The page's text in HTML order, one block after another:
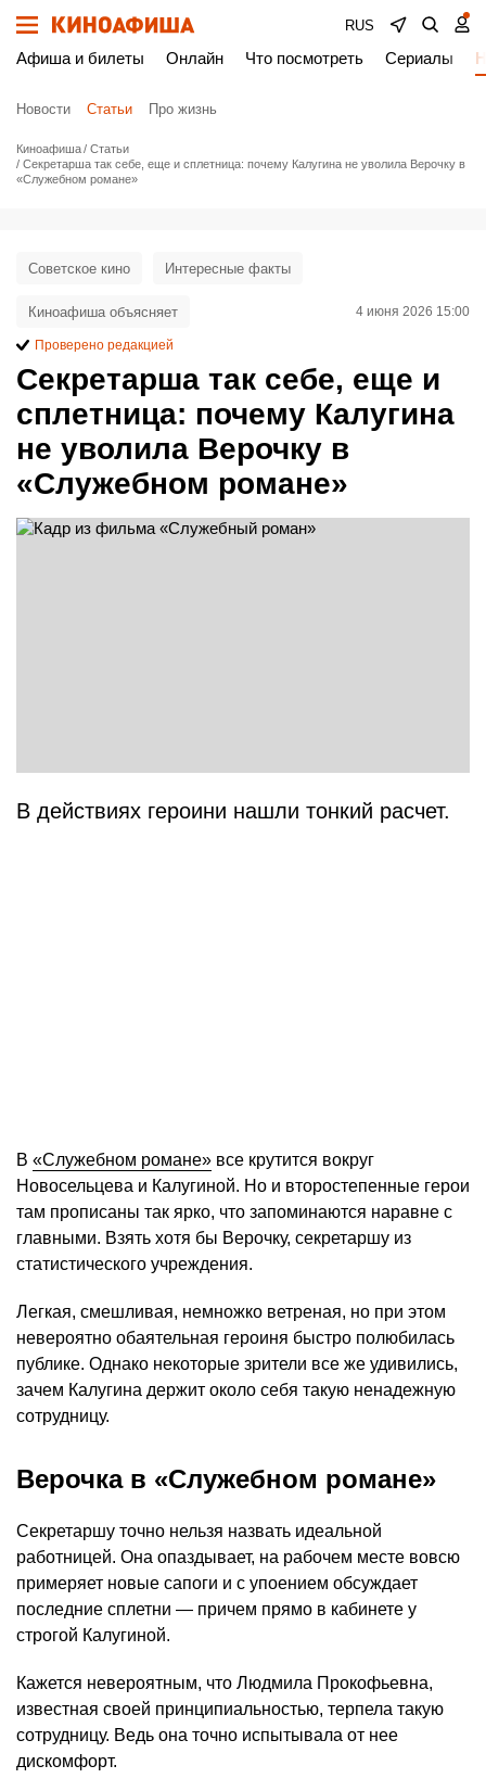
RUS
Афиша и билеты Онлайн Что посмотреть Сериалы
Новости Статьи Про жизнь
Киноафиша
Статьи
Секретарша так себе, еще и сплетница: почему Калугина не уволила Верочку в
«Служебном романе»
Секретарша так себе, еще и
сплетница: почему Калугина
не уволила Верочку в
«Служебном романе»
Советское кино Интересные факты
Киноафиша объясняет 4 июня 2026 15:00
Проверено редакцией
В действиях героини нашли тонкий расчет.
В «Служебном романе» все крутится вокруг
Новосельцева и Калугиной. Но и второстепенные герои
там прописаны так ярко, что запоминаются наравне с
главными. Взять хотя бы Верочку, секретаршу из
статистического учреждения.
Легкая, смешливая, немножко ветреная, но при этом
невероятно обаятельная героиня быстро полюбилась
публике. Однако некоторые зрители все же удивились,
зачем Калугина держит около себя такую ненадежную
сотрудницу.
Верочка в «Служебном романе»
Секретаршу точно нельзя назвать идеальной
работницей. Она опаздывает, на рабочем месте вовсю
примеряет новые сапоги и с упоением обсуждает
последние сплетни — причем прямо в кабинете у
строгой Калугиной.
Кажется невероятным, что Людмила Прокофьевна,
известная своей принципиальностью, терпела такую
сотрудницу. Ведь она точно испытывала от нее
дискомфорт.